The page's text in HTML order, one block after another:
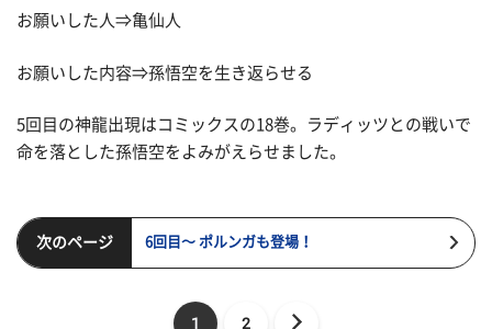
お願いした人⇒亀仙人
お願いした内容⇒孫悟空を生き返らせる
5回目の神龍出現はコミックスの18巻。ラディッツとの戦いで
命を落とした孫悟空をよみがえらせました。
次のページ 6回目～ ポルンガも登場！
1 2